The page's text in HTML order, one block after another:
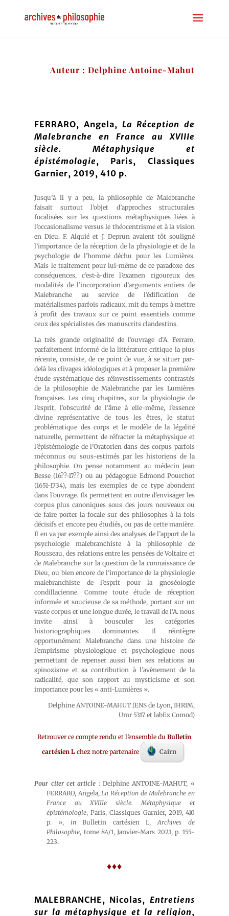
Auteur : Delphine Antoine-Mahut
FERRARO, Angela, La Réception de
Malebranche en France au XVIIIe
siècle. Métaphysique et
épistémologie, Paris, Classiques
Garnier, 2019, 410 p.
Jusqu’à il y a peu, la philosophie de Malebranche
faisait surtout l’objet d’approches structurales
focalisées sur les questions métaphysiques liées à
l’occasionalisme versus le théocentrisme et à la vision
en Dieu. F. Alquié et J. Deprun avaient tôt souligné
l’importance de la réception de la physiologie et de la
psychologie de l’homme déchu pour les Lumières.
Mais le traitement pour lui-même de ce paradoxe des
conséquences, c’est-à-dire l’examen rigoureux des
modalités de l’incorporation d’arguments entiers de
Malebranche au service de l’édification de
matérialismes parfois radicaux, mit du temps à mettre
à profit des travaux sur ce point essentiels comme
ceux des spécialistes des manuscrits clandestins.
La très grande originalité de l’ouvrage d’A. Ferraro,
parfaitement informé de la littérature critique la plus
récente, consiste, de ce point de vue, à se situer par-
delà les clivages idéologiques et à proposer la première
étude systématique des réinvestissements contrastés
de la philosophie de Malebranche par les Lumières
françaises. Les cinq chapitres, sur la physiologie de
l’esprit, l’obscurité de l’âme à elle-même, l’essence
divine représentative de tous les êtres, le statut
problématique des corps et le modèle de la légalité
naturelle, permettent de réfracter la métaphysique et
l’épistémologie de l’Oratorien dans des corpus parfois
méconnus ou sous-estimés par les historiens de la
philosophie. On pense notamment au médecin Jean
Besse (16??-17??) ou au pédagogue Edmond Pourchot
(1651-1734), mais les exemples de ce type abondent
dans l’ouvrage. Ils permettent en outre d’envisager les
corpus plus canoniques sous des jours nouveaux ou
de faire porter la focale sur des philosophes à la fois
décisifs et encore peu étudiés, ou pas de cette manière.
Il en va par exemple ainsi des analyses de l’apport de la
psychologie malebranchiste à la philosophie de
Rousseau, des relations entre les pensées de Voltaire et
de Malebranche sur la question de la connaissance de
Dieu, ou bien encore de l’importance de la physiologie
malebranchiste de l’esprit pour la gnoséologie
condillacienne. Comme toute étude de réception
informée et soucieuse de sa méthode, portant sur un
vaste corpus et une longue durée, le travail de l’A. nous
invite ainsi à bousculer les catégories
historiographiques dominantes. Il réintègre
opportunément Malebranche dans une histoire de
l’empirisme physiologique et psychologique nous
permettant de repenser aussi bien ses relations au
spinozisme et sa contribution à l’avènement de la
radicalité, que son rapport au mysticisme et son
importance pour les « anti-Lumières ».
Delphine ANTOINE-MAHUT (ENS de Lyon, IHRIM,
Umr 5317 et labEx Comod)
Retrouver ce compte rendu et l’ensemble duBulletin
cartésien Lchez notre partenaire Cairn
Pour citer cet article : Delphine ANTOINE-MAHUT, «
FERRARO, Angela,La Réception de Malebranche en
France au XVIIIe siècle. Métaphysique et
épistémologie, Paris, Classiques Garnier, 2019, 410
p. », inBulletin cartésien L,Archives de
Philosophie, tome 84/1, Janvier-Mars 2021, p. 155-
223.
♦♦♦
MALEBRANCHE, Nicolas, Entretiens
sur la métaphysique et la religion,